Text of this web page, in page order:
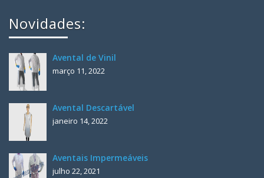
Novidades:
Avental de Vinil
março 11, 2022
Avental Descartável
janeiro 14, 2022
Aventais Impermeáveis
julho 22, 2021